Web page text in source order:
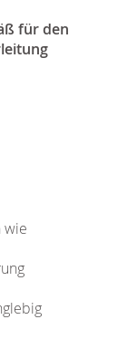
für den
wie